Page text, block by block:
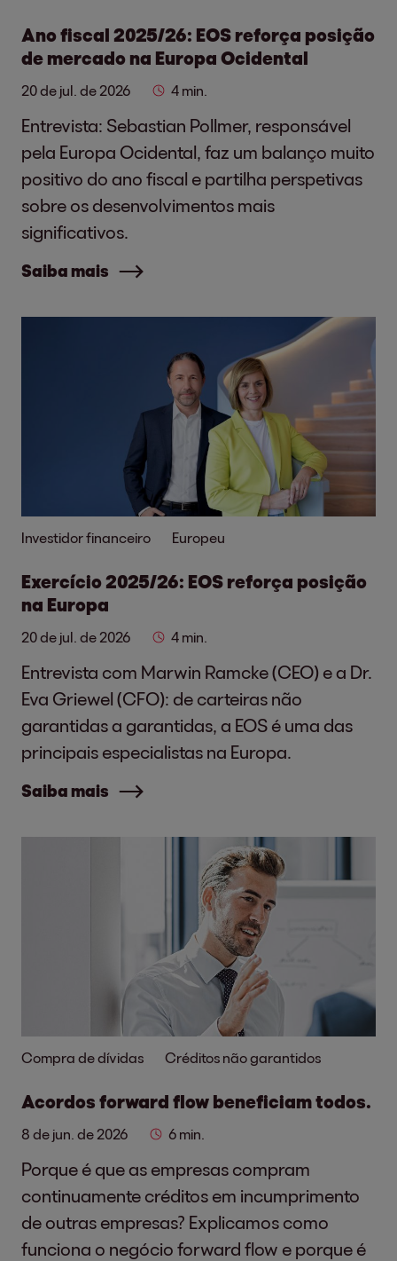
Ano fiscal 2025/26: EOS reforça posição
de mercado na Europa Ocidental
20 de jul. de 2026 4 min.
Entrevista: Sebastian Pollmer, responsável
pela Europa Ocidental, faz um balanço muito
positivo do ano fiscal e partilha perspetivas
sobre os desenvolvimentos mais
significativos.
Saiba mais
Investidor financeiro Europeu
Exercício 2025/26: EOS reforça posição
na Europa
20 de jul. de 2026 4 min.
Entrevista com Marwin Ramcke (CEO) e a Dr.
Eva Griewel (CFO): de carteiras não
garantidas a garantidas, a EOS é uma das
principais especialistas na Europa.
Saiba mais
Compra de dívidas Créditos não garantidos
Acordos forward flow beneficiam todos.
8 de jun. de 2026 6 min.
Porque é que as empresas compram
continuamente créditos em incumprimento
de outras empresas? Explicamos como
funciona o negócio forward flow e porque é